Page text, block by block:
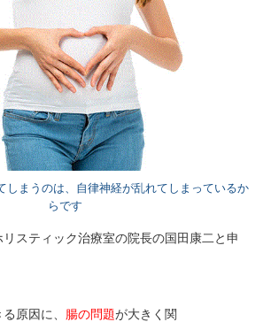
しまうのは、自律神経が乱れてしまっているか
らです
スティック治療室の院長の国田康二と申
原因に、 腸の問題が大きく関